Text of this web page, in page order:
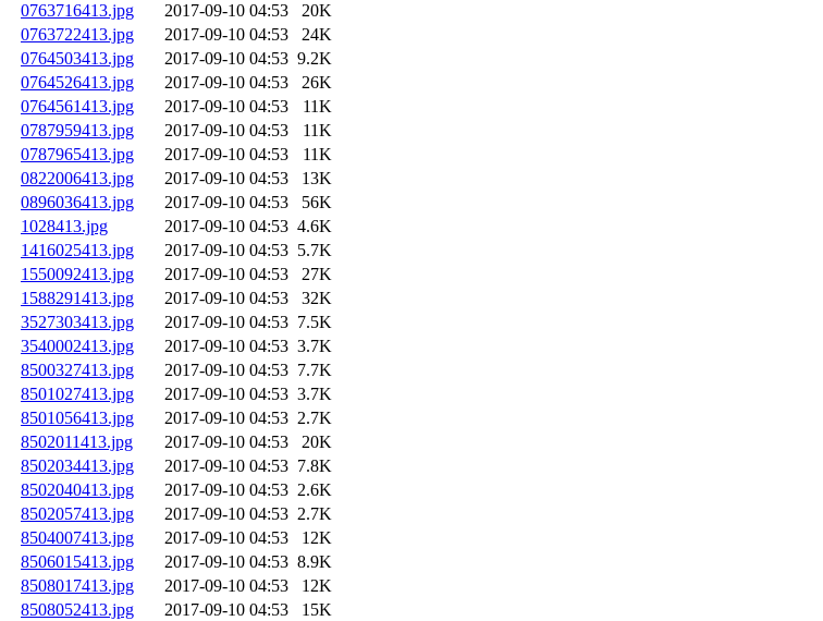
0763716413.jpg
2017-09-10 04:53
20K
0763722413.jpg
2017-09-10 04:53
24K
0764503413.jpg
2017-09-10 04:53 9.2K
0764526413.jpg
2017-09-10 04:53
26K
0764561413.jpg
2017-09-10 04:53
11K
0787959413.jpg
2017-09-10 04:53
11K
0787965413.jpg
2017-09-10 04:53
11K
0822006413.jpg
2017-09-10 04:53
13K
0896036413.jpg
2017-09-10 04:53
56K
1028413.jpg
2017-09-10 04:53 4.6K
1416025413.jpg
2017-09-10 04:53 5.7K
1550092413.jpg
2017-09-10 04:53
27K
1588291413.jpg
2017-09-10 04:53
32K
3527303413.jpg
2017-09-10 04:53 7.5K
3540002413.jpg
2017-09-10 04:53 3.7K
8500327413.jpg
2017-09-10 04:53 7.7K
8501027413.jpg
2017-09-10 04:53 3.7K
8501056413.jpg
2017-09-10 04:53 2.7K
8502011413.jpg
2017-09-10 04:53
20K
8502034413.jpg
2017-09-10 04:53 7.8K
8502040413.jpg
2017-09-10 04:53 2.6K
8502057413.jpg
2017-09-10 04:53 2.7K
8504007413.jpg
2017-09-10 04:53
12K
8506015413.jpg
2017-09-10 04:53 8.9K
8508017413.jpg
2017-09-10 04:53
12K
8508052413.jpg
2017-09-10 04:53
15K